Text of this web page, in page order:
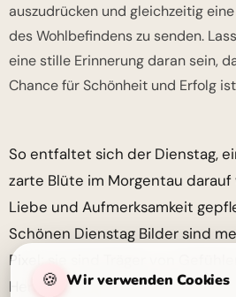
auszudrücken und gleichzeitig
des Wohlbefindens zu senden.
eine stille Erinnerung daran sein,
Chance für Schönheit und Erfolg
So entfaltet sich der Dienstag,
zarte Blüte im Morgentau
Liebe und Aufmerksamkeit
Schönen Dienstag Bilder sind
Pixel; sie sind Träger von
Herzen und kleine Oasen der
🍪 Wir verwenden Cookies